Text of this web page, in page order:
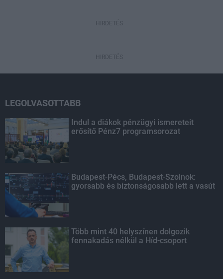
HIRDETÉS
HIRDETÉS
LEGOLVASOTTABB
Indul a diákok pénzügyi ismereteit
erősítő Pénz7 programsorozat
Budapest-Pécs, Budapest-Szolnok:
gyorsabb és biztonságosabb lett a vasút
Több mint 40 helyszínen dolgozik
fennakadás nélkül a Híd-csoport